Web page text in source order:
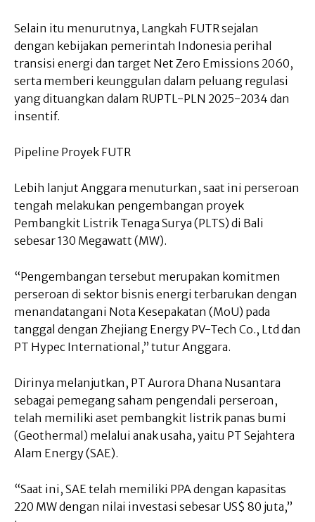
Selain itu menurutnya, Langkah FUTR sejalan
dengan kebijakan pemerintah Indonesia perihal
transisi energi dan target Net Zero Emissions 2060,
serta memberi keunggulan dalam peluang regulasi
yang dituangkan dalam RUPTL-PLN 2025-2034 dan
insentif.
Pipeline Proyek FUTR
Lebih lanjut Anggara menuturkan, saat ini perseroan
tengah melakukan pengembangan proyek
Pembangkit Listrik Tenaga Surya (PLTS) di Bali
sebesar 130 Megawatt (MW).
“Pengembangan tersebut merupakan komitmen
perseroan di sektor bisnis energi terbarukan dengan
menandatangani Nota Kesepakatan (MoU) pada
tanggal dengan Zhejiang Energy PV-Tech Co., Ltd dan
PT Hypec International,” tutur Anggara.
Dirinya melanjutkan, PT Aurora Dhana Nusantara
sebagai pemegang saham pengendali perseroan,
telah memiliki aset pembangkit listrik panas bumi
(Geothermal) melalui anak usaha, yaitu PT Sejahtera
Alam Energy (SAE).
“Saat ini, SAE telah memiliki PPA dengan kapasitas
220 MW dengan nilai investasi sebesar US$ 80 juta,”